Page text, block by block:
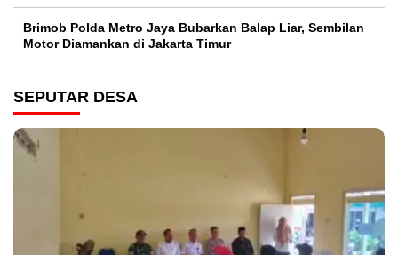
Brimob Polda Metro Jaya Bubarkan Balap Liar, Sembilan
Motor Diamankan di Jakarta Timur
SEPUTAR DESA